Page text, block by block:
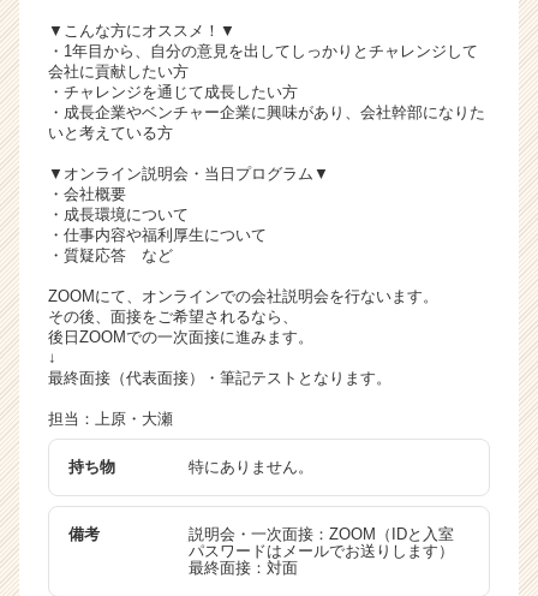
▼こんな方にオススメ！▼
・1年目から、自分の意見を出してしっかりとチャレンジして
会社に貢献したい方
・チャレンジを通じて成長したい方
・成長企業やベンチャー企業に興味があり、会社幹部になりた
いと考えている方
▼オンライン説明会・当日プログラム▼
・会社概要
・成長環境について
・仕事内容や福利厚生について
・質疑応答 など
ZOOMにて、オンラインでの会社説明会を行ないます。
その後、面接をご希望されるなら、
後日ZOOMでの一次面接に進みます。
↓
最終面接（代表面接）・筆記テストとなります。
担当：上原・大瀬
持ち物 特にありません。
備考
説明会・一次面接：ZOOM（IDと入室
パスワードはメールでお送りします）
最終面接：対面